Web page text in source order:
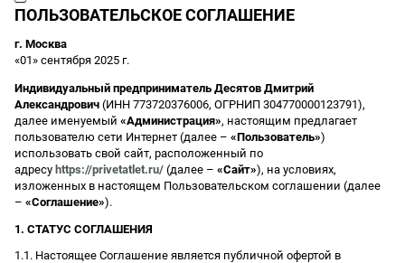
ПОЛЬЗОВАТЕЛЬСКОЕ СОГЛАШЕНИЕ
г. Москва
«01» сентября 2025 г.
Индивидуальный предприниматель Десятов Дмитрий
Александрович (ИНН 773720376006, ОГРНИП 304770000123791),
далее именуемый «Администрация», настоящим предлагает
пользователю сети Интернет (далее – «Пользователь»)
использовать свой сайт, расположенный по
адресу https://privetatlet.ru/ (далее – «Сайт»), на условиях,
изложенных в настоящем Пользовательском соглашении (далее
– «Соглашение»).
1. СТАТУС СОГЛАШЕНИЯ
1.1. Настоящее Соглашение является публичной офертой в